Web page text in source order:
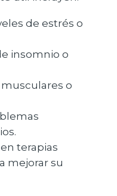
de estrés o
insomnio o
o
terapias
mejorar su